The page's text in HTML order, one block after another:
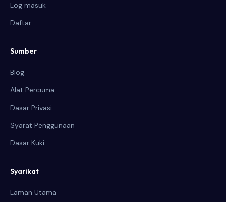
Log masuk
Daftar
Sumber
Blog
Alat Percuma
Dasar Privasi
Syarat Penggunaan
Dasar Kuki
Syarikat
Laman Utama